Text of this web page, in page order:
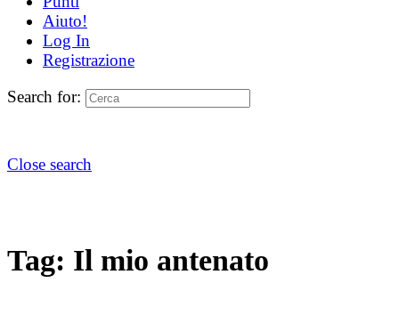
Aiuto!
Log In
Registrazione
Search for:
Close search
Tag: Il mio antenato